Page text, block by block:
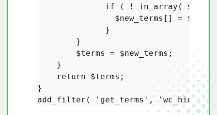
if ( ! in_array ( $term
$new_terms [] = $term
              }
        }
$terms
= $new_terms ;
    }
return
$terms ;
add_filter ( 'get_terms',